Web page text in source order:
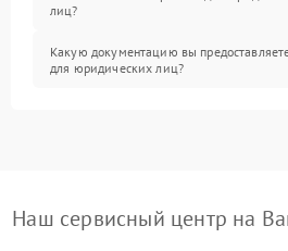
лиц?
Какую документацию вы
для юридических лиц?
Наш сервисный центр на